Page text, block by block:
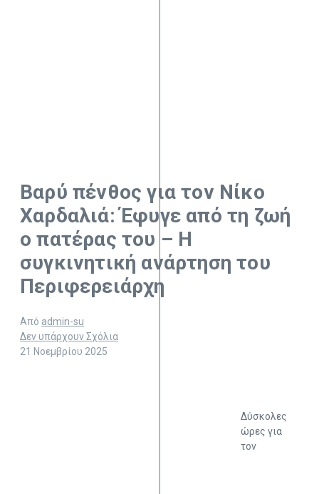
Βαρύ πένθος για τον Νίκο
Χαρδαλιά: Έφυγε από τη ζωή
ο πατέρας του – Η
συγκινητική ανάρτηση του
Περιφερειάρχη
Από admin-su
Δεν υπάρχουν Σχόλια
21 Νοεμβρίου 2025
Δύσκολες
ώρες για
τον